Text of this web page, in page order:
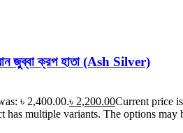
জুব্বা ক্রপ হাতা (Ash Silver)
৳ 2,400.00.৳ 2,200.00Current price
has multiple variants. The options may